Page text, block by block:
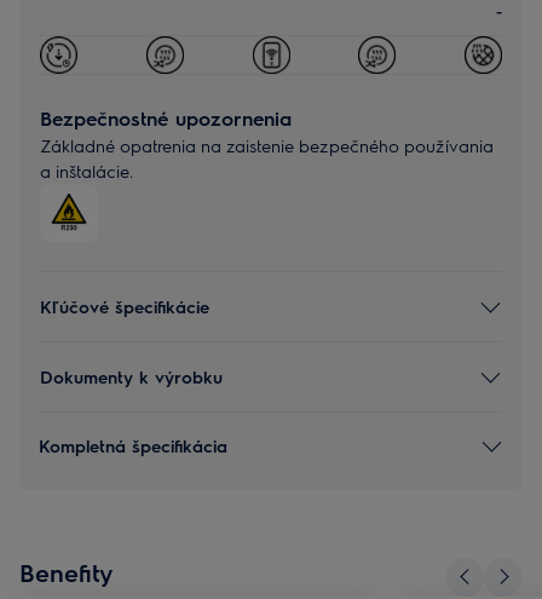
-
Bezpečnostné upozornenia
Základné opatrenia na zaistenie bezpečného používania
a inštalácie.
Kľúčové špecifikácie
Dokumenty k výrobku
Kompletná špecifikácia
Benefity